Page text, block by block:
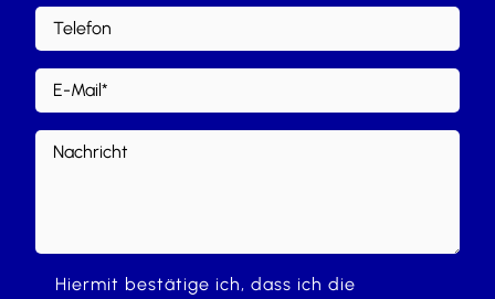
Hiermit bestätige ich, dass ich die